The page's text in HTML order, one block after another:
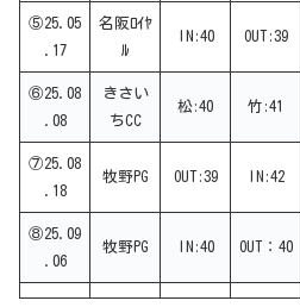
⑤25.05
.17
名阪ﾛｲﾔ
ﾙ
IN:40 OUT:39
⑥25.08
.08
きさい
ちCC
松:40 竹:41
⑦25.08
.18
牧野PG OUT:39 IN:42
⑧25.09
.06
牧野PG IN:40 OUT：40